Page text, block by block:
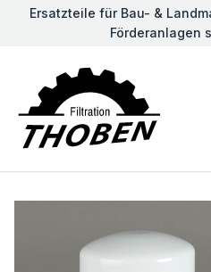
Ersatzteile für Bau- &
Förderanlagen